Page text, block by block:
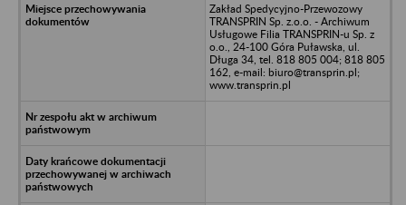
Zakład Spedycyjno-Przewozowy
TRANSPRIN Sp. z.o.o. - Archiwum
Usługowe Filia TRANSPRIN-u Sp. z
o.o., 24-100 Góra Puławska, ul.
Długa 34, tel. 818 805 004; 818 805
162, e-mail: biuro@transprin.pl;
www.transprin.pl